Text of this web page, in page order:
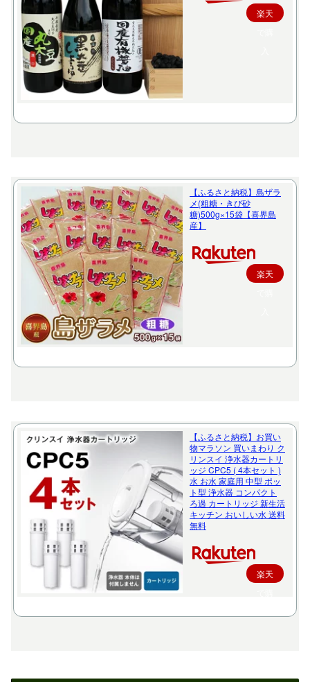
楽天
【ふるさと納税】島ザラ
メ(粗糖・きび砂
糖)500g×15袋【喜界島
産】
楽天
【ふるさと納税】お買い
物マラソン 買いまわり ク
リンスイ 浄水器カートリ
ッジ CPC5 ( 4本セット )
水 お水 家庭用 中型 ポッ
ト型 浄水器 コンパクト
ろ過 カートリッジ 新生活
キッチン おいしい水 送料
無料
楽天